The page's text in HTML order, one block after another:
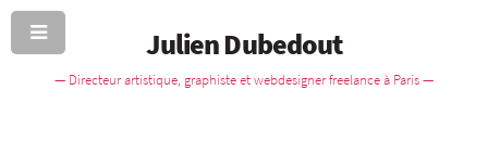
Julien Dubedout
— Directeur artistique, graphiste et webdesigner freelance à Paris —